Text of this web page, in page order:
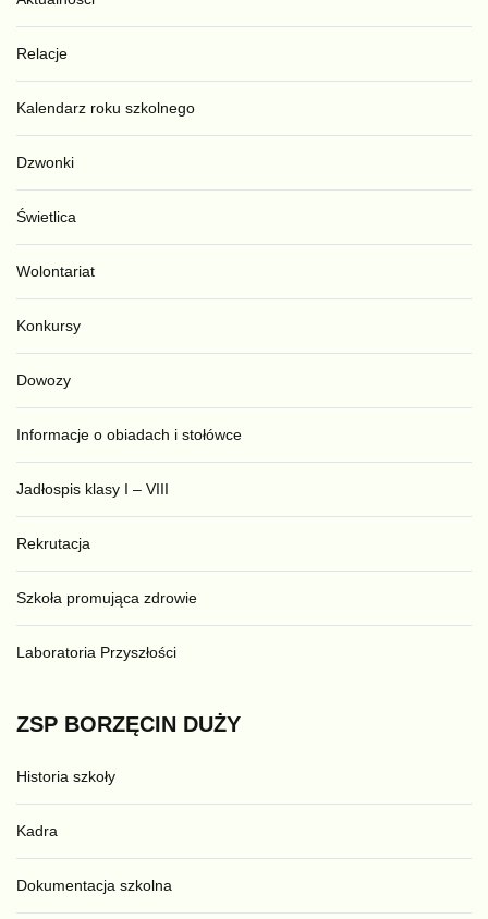
Relacje
Kalendarz roku szkolnego
Dzwonki
Świetlica
Wolontariat
Konkursy
Dowozy
Informacje o obiadach i stołówce
Jadłospis klasy I – VIII
Rekrutacja
Szkoła promująca zdrowie
Laboratoria Przyszłości
ZSP BORZĘCIN DUŻY
Historia szkoły
Kadra
Dokumentacja szkolna